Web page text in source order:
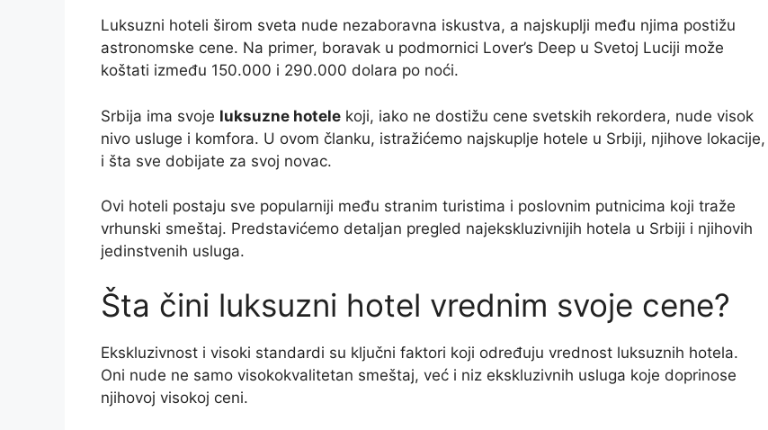
Luksuzni hoteli širom sveta nude nezaboravna iskustva, a najskuplji među njima postižu
astronomske cene. Na primer, boravak u podmornici Lover’s Deep u Svetoj Luciji može
koštati između 150.000 i 290.000 dolara po noći.
Srbija ima svoje luksuzne hotele koji, iako ne dostižu cene svetskih rekordera, nude visok
nivo usluge i komfora. U ovom članku, istražićemo najskuplje hotele u Srbiji, njihove lokacije,
i šta sve dobijate za svoj novac.
Ovi hoteli postaju sve popularniji među stranim turistima i poslovnim putnicima koji traže
vrhunski smeštaj. Predstavićemo detaljan pregled najekskluzivnijih hotela u Srbiji i njihovih
jedinstvenih usluga.
Šta čini luksuzni hotel vrednim svoje cene?
Ekskluzivnost i visoki standardi su ključni faktori koji određuju vrednost luksuznih hotela.
Oni nude ne samo visokokvalitetan smeštaj, već i niz ekskluzivnih usluga koje doprinose
njihovoj visokoj ceni.